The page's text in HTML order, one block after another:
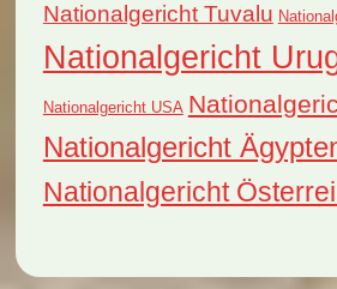
Nationalgericht Tuvalu
Nationalgericht
Nationalgericht USA
Nationalgericht
Nationalgericht